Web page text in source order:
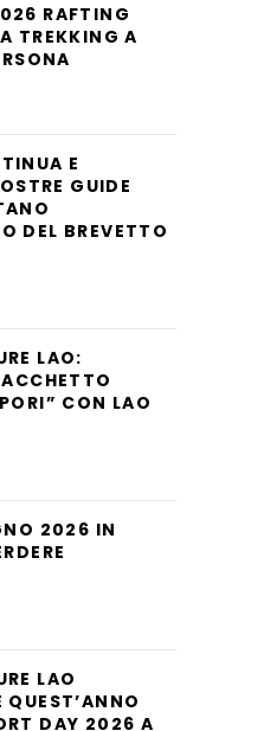
RAFTING
TREKKING A
E
GUIDE
DEL BREVETTO
LAO:
CON LAO
2026 IN
LAO
DAY 2026 A